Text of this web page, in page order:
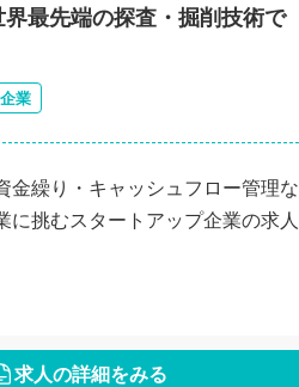
最先端の探査・掘削技術で
業
金繰り・キャッシュフロー管理な
に挑むスタートアップ企業の求人
求人の詳細をみる